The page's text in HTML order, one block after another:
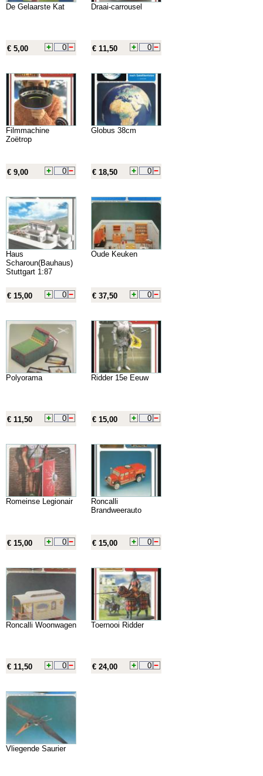
De Gelaarste Kat
€ 5,00
Draai-carrousel
€ 11,50
Filmmachine
Zoëtrop
€ 9,00
Globus 38cm
€ 18,50
Haus
Scharoun(Bauhaus)
Stuttgart 1:87
€ 15,00
Oude Keuken
€ 37,50
Polyorama
€ 11,50
Ridder 15e Eeuw
€ 15,00
Romeinse Legionair
€ 15,00
Roncalli
Brandweerauto
€ 15,00
Roncalli Woonwagen
€ 11,50
Toernooi Ridder
€ 24,00
Vliegende Saurier